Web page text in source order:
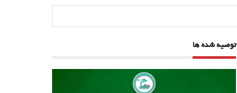
توصیه شده ها